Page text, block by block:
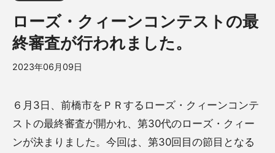
ローズ・クィーンコンテストの最
終審査が行われました。
2023年06月09日
６月3日、前橋市をＰＲするローズ・クィーンコンテ
ストの最終審査が開かれ、第30代のローズ・クィー
ンが決まりました。今回は、第30回目の節目となる